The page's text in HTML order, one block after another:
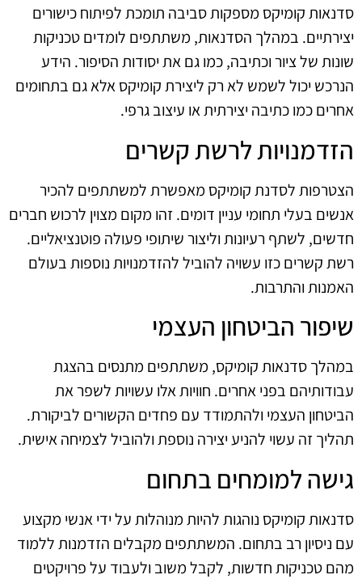
סדנאות קומיקס מספקות סביבה תומכת לפיתוח כישורים
יצירתיים. במהלך הסדנאות, משתתפים לומדים טכניקות
שונות של ציור וכתיבה, כמו גם את יסודות הסיפור. הידע
הנרכש יכול לשמש לא רק ליצירת קומיקס אלא גם בתחומים
אחרים כמו כתיבה יצירתית או עיצוב גרפי.
הזדמנויות לרשת קשרים
הצטרפות לסדנת קומיקס מאפשרת למשתתפים להכיר
אנשים בעלי תחומי עניין דומים. זהו מקום מצוין לרכוש חברים
חדשים, לשתף רעיונות וליצור שיתופי פעולה פוטנציאליים.
רשת קשרים כזו עשויה להוביל להזדמנויות נוספות בעולם
האמנות והתרבות.
שיפור הביטחון העצמי
במהלך סדנאות קומיקס, משתתפים מתנסים בהצגת
עבודותיהם בפני אחרים. חוויות אלו עשויות לשפר את
הביטחון העצמי ולהתמודד עם פחדים הקשורים לביקורת.
תהליך זה עשוי להניע יצירה נוספת ולהוביל לצמיחה אישית.
גישה למומחים בתחום
סדנאות קומיקס נוהגות להיות מנוהלות על ידי אנשי מקצוע
עם ניסיון רב בתחום. המשתתפים מקבלים הזדמנות ללמוד
מהם טכניקות חדשות, לקבל משוב ולעבוד על פרויקטים